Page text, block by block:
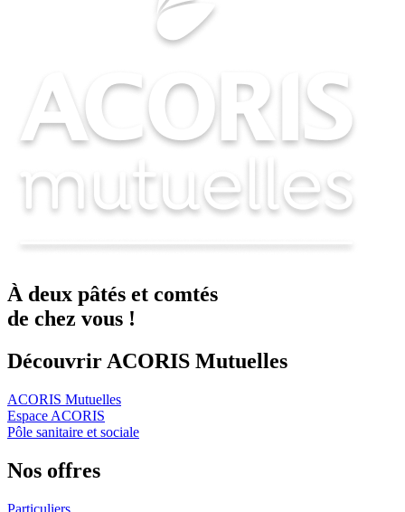
À deux pâtés et comtés
de chez vous !
Découvrir ACORIS Mutuelles
ACORIS Mutuelles
Espace ACORIS
Pôle sanitaire et sociale
Nos offres
Particuliers